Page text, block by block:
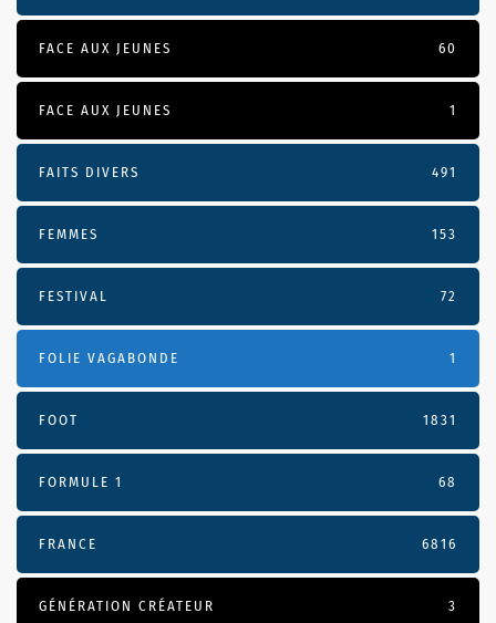
FACE AUX JEUNES 60
FACE AUX JEUNES 1
FAITS DIVERS 491
FEMMES 153
FESTIVAL 72
FOLIE VAGABONDE 1
FOOT 1831
FORMULE 1 68
FRANCE 6816
GÉNÉRATION CRÉATEUR 3